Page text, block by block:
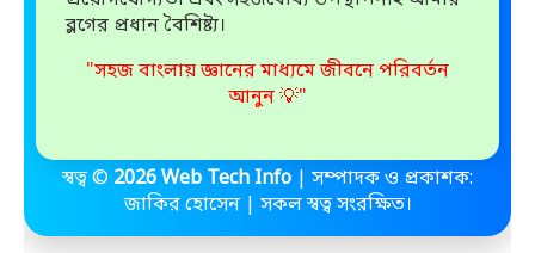
ব্লগের প্রধান বৈশিষ্ট্য।
"সহজ বাংলায় জ্ঞানের মাধ্যমে জীবনে পরিবর্তন
আনুন 💡"
স্বত্ব ©️ 2026 Web Tech Info
| সম্পাদক ও প্রকাশক:
জাকির হোসেন | সকল স্বত্ব সংরক্ষিত।